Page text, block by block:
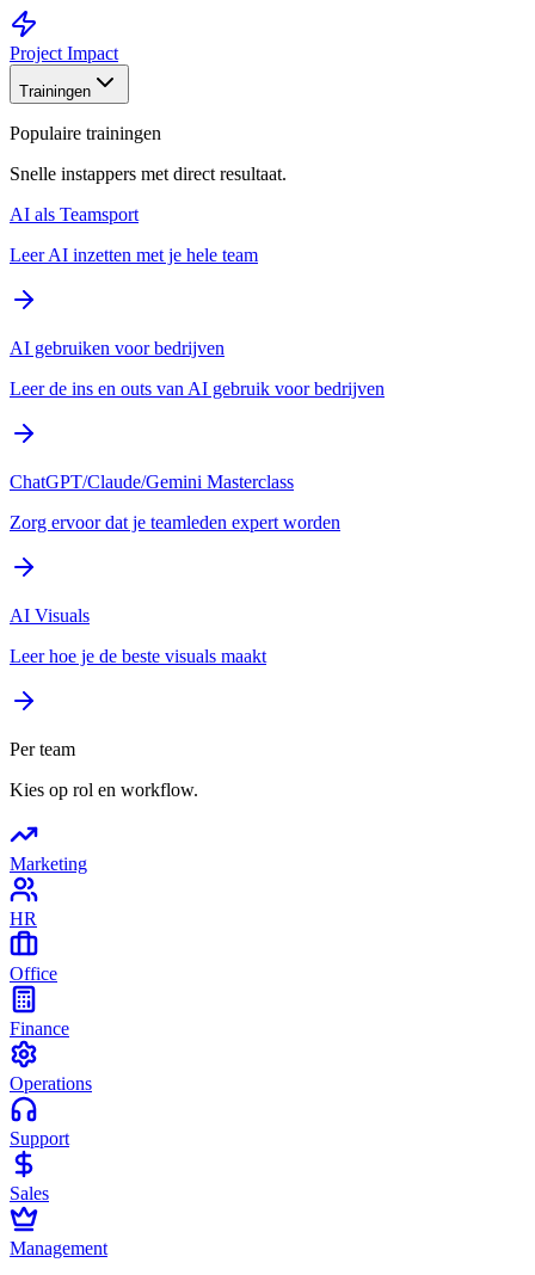
Project Impact
Trainingen
Populaire trainingen
Snelle instappers met direct resultaat.
AI als Teamsport
Leer AI inzetten met je hele team
AI gebruiken voor bedrijven
Leer de ins en outs van AI gebruik voor bedrijven
ChatGPT/Claude/Gemini Masterclass
Zorg ervoor dat je teamleden expert worden
AI Visuals
Leer hoe je de beste visuals maakt
Per team
Kies op rol en workflow.
Marketing
HR
Office
Finance
Operations
Support
Sales
Management